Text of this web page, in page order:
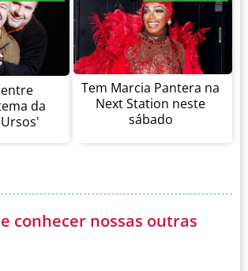
da
Tem Marcia Pantera na
Next Station neste
sábado
conhecer nossas outras